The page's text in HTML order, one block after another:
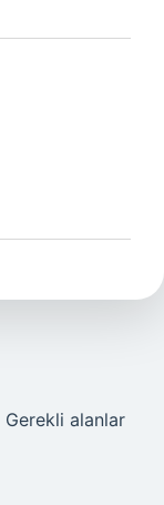
Gerekli alanlar